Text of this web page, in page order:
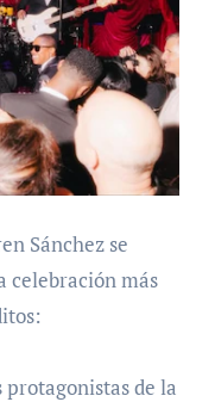
Sánchez se
celebración más
de la